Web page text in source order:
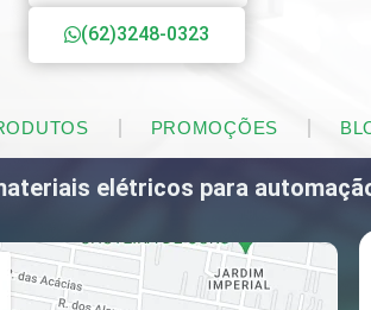
(62)3248-0323
PROMOÇÕES
elétricos para